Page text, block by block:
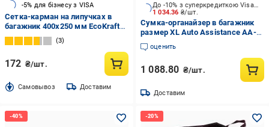
-5% для бізнесу з VISA
Сетка-карман на липучках в
багажник 400х250 мм EcoKraft
черный
3
172 ₴/шт.
Cамовывоз Доставим
1 034.36 ₴/шт.
До -10% з суперкредиткою Visa Вигода
Сумка-органайзер в багажник
размер XL Auto Assistance AA-
633BR черно-красный
оценить
1 088.80 ₴/шт.
Доставим